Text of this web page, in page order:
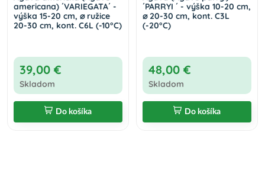
americana) ´VARIEGATA´ -
výška 15-20 cm, ⌀ ružice
20-30 cm, kont. C6L (-10°C)
39,00 €
Skladom
Do košíka
´PARRYI ´ - výška 10-20 cm,
⌀ 20-30 cm, kont. C3L
(-20°C)
48,00 €
Skladom
Do košíka